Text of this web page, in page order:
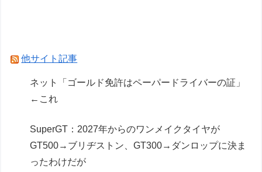
他サイト記事
ネット「ゴールド免許はペーパードライバーの証」
←これ
SuperGT：2027年からのワンメイクタイヤが
GT500→ブリヂストン、GT300→ダンロップに決ま
ったわけだが